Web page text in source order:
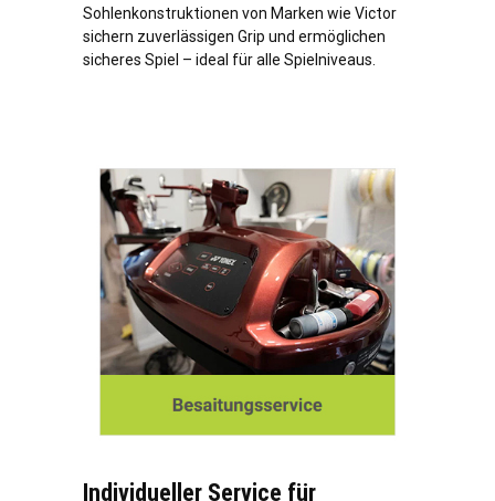
Sohlenkonstruktionen von Marken wie Victor
sichern zuverlässigen Grip und ermöglichen
sicheres Spiel – ideal für alle Spielniveaus.
Individueller Service für